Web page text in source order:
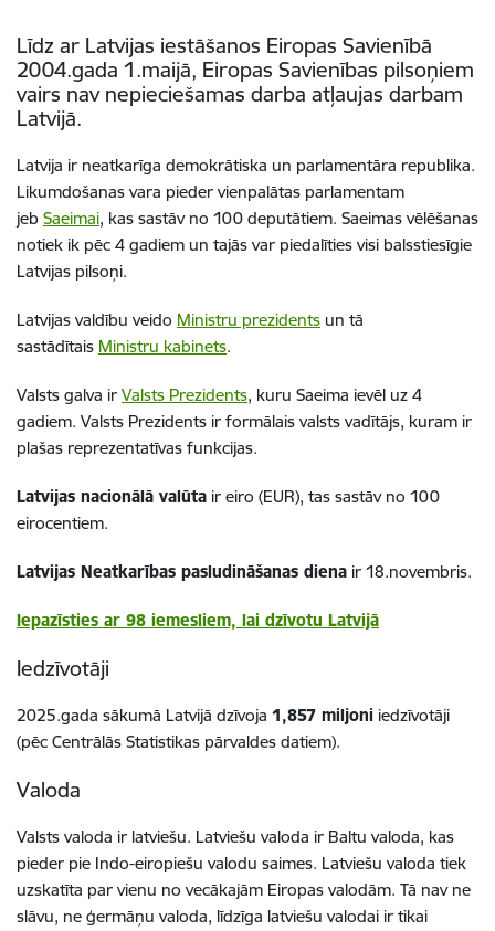
Līdz ar Latvijas iestāšanos Eiropas Savienībā
2004.gada 1.maijā, Eiropas Savienības pilsoņiem
vairs nav nepieciešamas darba atļaujas darbam
Latvijā.
Latvija ir neatkarīga demokrātiska un parlamentāra republika.
Likumdošanas vara pieder vienpalātas parlamentam
jeb Saeimai, kas sastāv no 100 deputātiem. Saeimas vēlēšanas
notiek ik pēc 4 gadiem un tajās var piedalīties visi balsstiesīgie
Latvijas pilsoņi.
Latvijas valdību veido Ministru prezidents un tā
sastādītais Ministru kabinets.
Valsts galva ir Valsts Prezidents, kuru Saeima ievēl uz 4
gadiem. Valsts Prezidents ir formālais valsts vadītājs, kuram ir
plašas reprezentatīvas funkcijas.
Latvijas nacionālā valūta ir eiro (EUR), tas sastāv no 100
eirocentiem.
Latvijas Neatkarības pasludināšanas diena ir 18.novembris.
Iepazīsties ar 98 iemesliem, lai dzīvotu Latvijā
Iedzīvotāji
2025.gada sākumā Latvijā dzīvoja 1,857 miljoni iedzīvotāji
(pēc Centrālās Statistikas pārvaldes datiem).
Valoda
Valsts valoda ir latviešu. Latviešu valoda ir Baltu valoda, kas
pieder pie Indo-eiropiešu valodu saimes. Latviešu valoda tiek
uzskatīta par vienu no vecākajām Eiropas valodām. Tā nav ne
slāvu, ne ģermāņu valoda, līdzīga latviešu valodai ir tikai